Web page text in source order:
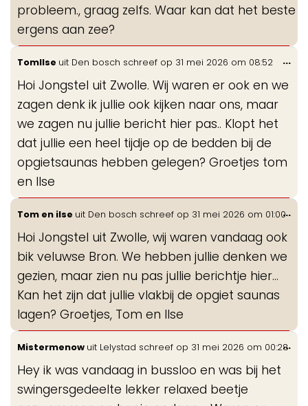
probleem., graag zelfs. Waar kan dat het beste
ergens aan zee?
TomIlse uit Den bosch schreef op 31 mei 2026 om 08:52
Hoi Jongstel uit Zwolle. Wij waren er ook en we
zagen denk ik jullie ook kijken naar ons, maar
we zagen nu jullie bericht hier pas.. Klopt het
dat jullie een heel tijdje op de bedden bij de
opgietsaunas hebben gelegen? Groetjes tom
en Ilse
...
Tom en ilse uit Den bosch schreef op 31 mei 2026 om 01:00
Hoi Jongstel uit Zwolle, wij waren vandaag ook
bik veluwse Bron. We hebben jullie denken we
gezien, maar zien nu pas jullie berichtje hier...
Kan het zijn dat jullie vlakbij de opgiet saunas
lagen? Groetjes, Tom en Ilse
...
Mistermenow uit Lelystad schreef op 31 mei 2026 om 00:28
Hey ik was vandaag in bussloo en was bij het
swingersgedeelte lekker relaxed beetje
...